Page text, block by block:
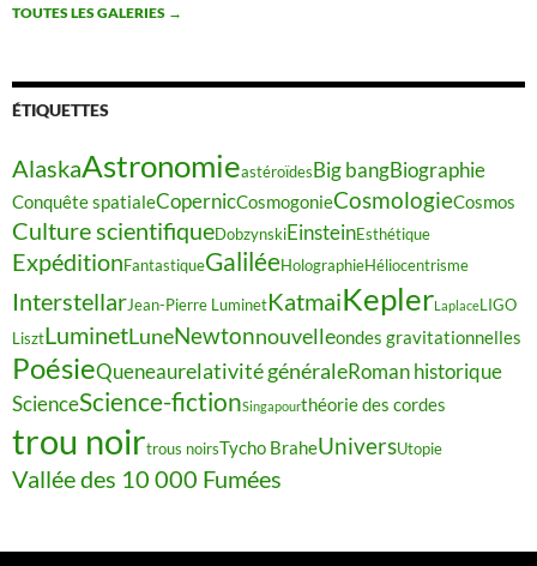
TOUTES LES GALERIES →
ÉTIQUETTES
AlaskaAstronomieastéroïdesBig bangBiographie
Conquête spatialeCopernicCosmogonieCosmologieCosmos
Culture scientifiqueDobzynskiEinsteinEsthétique
ExpéditionFantastiqueGaliléeHolographieHéliocentrisme
InterstellarJean-Pierre LuminetKatmaiKeplerLaplaceLIGO
LisztLuminetLuneNewtonnouvelleondes gravitationnelles
PoésieQueneaurelativité généraleRoman historique
ScienceScience-fictionSingapourthéorie des cordes
trou noirtrous noirsTycho BraheUniversUtopie
Vallée des 10 000 Fumées